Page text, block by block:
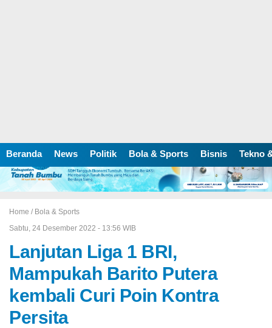
Beranda News Politik Bola & Sports Bisnis Tekno
Home / Bola & Sports
Sabtu, 24 Desember 2022 - 13:56 WIB
Lanjutan Liga 1 BRI,
Mampukah Barito Putera
kembali Curi Poin Kontra
Persita